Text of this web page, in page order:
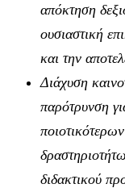
απόκτηση
ουσιαστική
και την
Διάχυση
παρότρυνση
διδακτικού